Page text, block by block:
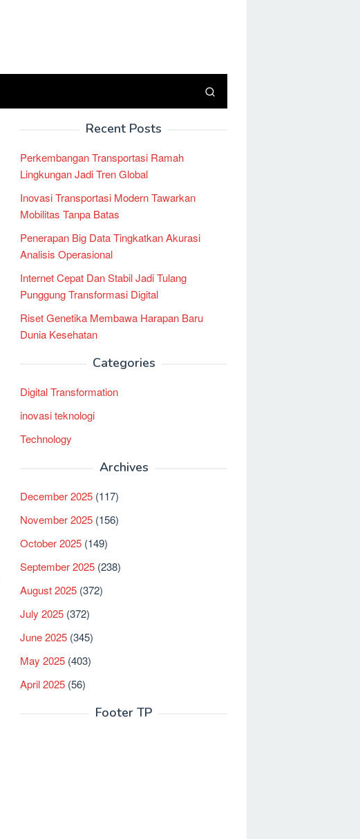
Recent Posts
Perkembangan Transportasi Ramah
Lingkungan Jadi Tren Global
Inovasi Transportasi Modern Tawarkan
Mobilitas Tanpa Batas
Penerapan Big Data Tingkatkan Akurasi
Analisis Operasional
Internet Cepat Dan Stabil Jadi Tulang
Punggung Transformasi Digital
Riset Genetika Membawa Harapan Baru
Dunia Kesehatan
Categories
Digital Transformation
inovasi teknologi
Technology
Archives
December 2025 (117)
November 2025 (156)
October 2025 (149)
September 2025 (238)
August 2025 (372)
July 2025 (372)
June 2025 (345)
May 2025 (403)
April 2025 (56)
Footer TP